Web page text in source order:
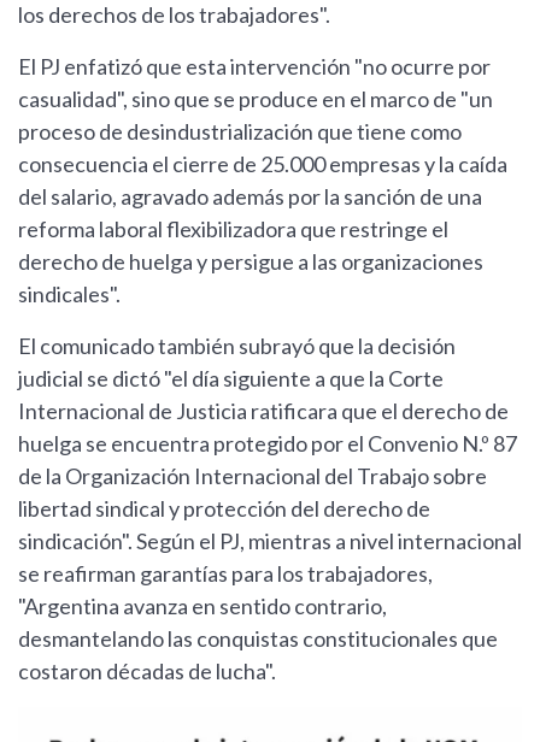
los derechos de los trabajadores".
El PJ enfatizó que esta intervención "no ocurre por
casualidad", sino que se produce en el marco de "un
proceso de desindustrialización que tiene como
consecuencia el cierre de 25.000 empresas y la caída
del salario, agravado además por la sanción de una
reforma laboral flexibilizadora que restringe el
derecho de huelga y persigue a las organizaciones
sindicales".
El comunicado también subrayó que la decisión
judicial se dictó "el día siguiente a que la Corte
Internacional de Justicia ratificara que el derecho de
huelga se encuentra protegido por el Convenio N.º 87
de la Organización Internacional del Trabajo sobre
libertad sindical y protección del derecho de
sindicación". Según el PJ, mientras a nivel internacional
se reafirman garantías para los trabajadores,
"Argentina avanza en sentido contrario,
desmantelando las conquistas constitucionales que
costaron décadas de lucha".